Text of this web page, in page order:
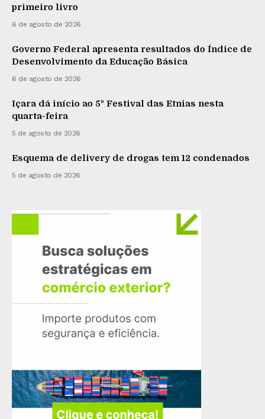
primeiro livro
6 de agosto de 2026
Governo Federal apresenta resultados do Índice de
Desenvolvimento da Educação Básica
6 de agosto de 2026
Içara dá início ao 5º Festival das Etnias nesta
quarta-feira
5 de agosto de 2026
Esquema de delivery de drogas tem 12 condenados
5 de agosto de 2026